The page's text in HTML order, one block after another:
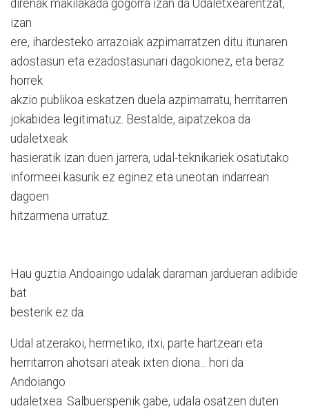
direnak makilakada gogorra izan da Udaletxearentzat,
izan
ere, ihardesteko arrazoiak azpimarratzen ditu itunaren
adostasun eta ezadostasunari dagokionez, eta beraz
horrek
akzio publikoa eskatzen duela azpimarratu, herritarren
jokabidea legitimatuz. Bestalde, aipatzekoa da
udaletxeak
hasieratik izan duen jarrera, udal-teknikariek osatutako
informeei kasurik ez eginez eta uneotan indarrean
dagoen
hitzarmena urratuz.
Hau guztia Andoaingo udalak daraman jardueran adibide
bat
besterik ez da.
Udal atzerakoi, hermetiko, itxi, parte hartzeari eta
herritarron ahotsari ateak ixten diona... hori da
Andoiango
udaletxea. Salbuerspenik gabe, udala osatzen duten